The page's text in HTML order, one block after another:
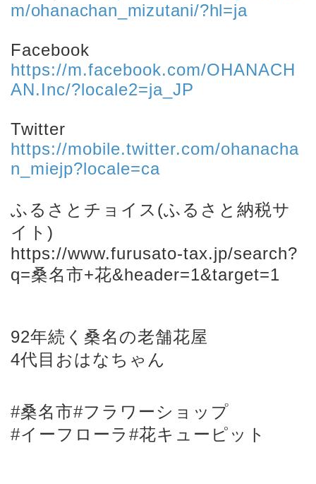
m/ohanachan_mizutani/?hl=ja
Facebook
https://m.facebook.com/OHANACH
AN.Inc/?locale2=ja_JP
Twitter
https://mobile.twitter.com/ohanacha
n_miejp?locale=ca
ふるさとチョイス(ふるさと納税サ
イト)
https://www.furusato-tax.jp/search?
q=桑名市+花&header=1&target=1
92年続く桑名の老舗花屋
4代目おはなちゃん
#桑名市#フラワーショップ
#イーフローラ#花キューピット